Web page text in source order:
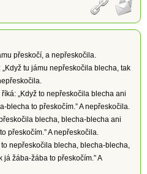
přeskočí, a nepřeskočila.
tu jámu nepřeskočila blecha, tak
„Když to nepřeskočila blecha ani
blecha to přeskočím.” A nepřeskočila.
blecha, blecha-blecha ani
přeskočím.” A nepřeskočila.
nepřeskočila blecha, blecha-blecha,
žába-žába to přeskočím.” A